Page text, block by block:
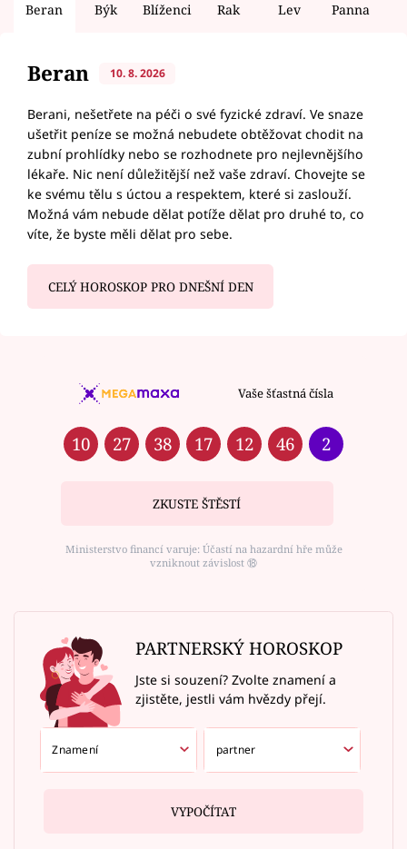
Beran Býk Blíženci Rak Lev Panna
Beran 10. 8. 2026
Berani, nešetřete na péči o své fyzické zdraví. Ve snaze
ušetřit peníze se možná nebudete obtěžovat chodit na
zubní prohlídky nebo se rozhodnete pro nejlevnějšího
lékaře. Nic není důležitější než vaše zdraví. Chovejte se
ke svému tělu s úctou a respektem, které si zaslouží.
Možná vám nebude dělat potíže dělat pro druhé to, co
víte, že byste měli dělat pro sebe.
CELÝ HOROSKOP PRO DNEŠNÍ DEN
Vaše šťastná čísla
10 27 38 17 12 46 2
ZKUSTE ŠTĚSTÍ
Ministerstvo financí varuje: Účastí na hazardní hře může
vzniknout závislost ⑱
PARTNERSKÝ HOROSKOP
Jste si souzení? Zvolte znamení a
zjistěte, jestli vám hvězdy přejí.
VYPOČÍTAT